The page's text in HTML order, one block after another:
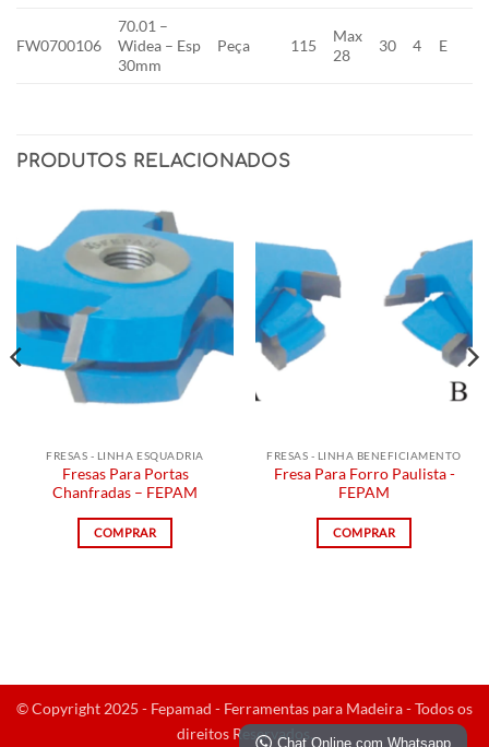
FW0700106
70.01 –
Widea – Esp
30mm
Peça 115
Max
28
30 4 E
PRODUTOS RELACIONADOS
FRESAS - LINHA ESQUADRIA
Fresas Para Portas
Chanfradas – FEPAM
COMPRAR
FRESAS - LINHA BENEFICIAMENTO
Fresa Para Forro Paulista -
FEPAM
COMPRAR
© Copyright 2025 - Fepamad - Ferramentas para Madeira - Todos os
direitos Reservados.
Chat Online com Whatsapp